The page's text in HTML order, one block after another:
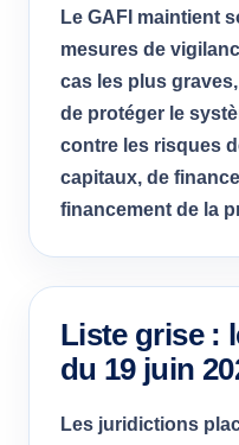
Le GAFI maintient
mesures de
cas les plus
de protéger le
contre les risques
capitaux, de
financement de la
Liste grise :
du 19 juin
Les juridictions